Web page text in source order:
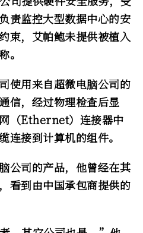
责监控大型数据中心的安
束，艾帕鲍未提供被植入
。
使用来自超微电脑公司的
信，经过物理检查后显
（Ethernet）连接器中
连接到计算机的组件。
公司的产品，他曾经在其
看到由中国承包商提供的